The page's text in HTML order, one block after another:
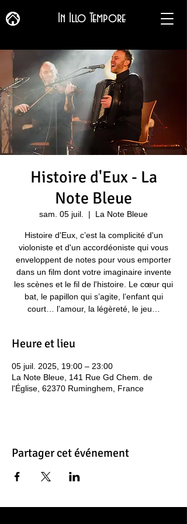
In Illo Tempore
Histoire d'Eux - La
Note Bleue
sam. 05 juil.
  |
La Note Bleue
Histoire d'Eux, c’est la complicité d'un
violoniste et d'un accordéoniste qui vous
enveloppent de notes pour vous emporter
dans un film dont votre imaginaire invente
les scènes et le fil de l'histoire. Le cœur qui
bat, le papillon qui s’agite, l’enfant qui
court… l’amour, la légèreté, le jeu…
Heure et lieu
05 juil. 2025, 19:00 – 23:00
La Note Bleue, 141 Rue Gd Chem. de
l'Église, 62370 Ruminghem, France
Partager cet événement